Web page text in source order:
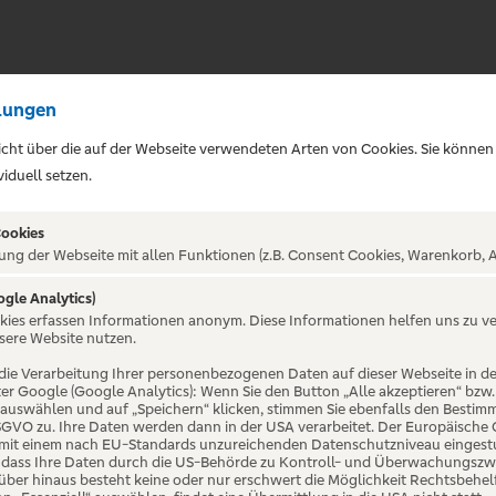
NICHT
über die auf der Webseite verwendeten Arten von Cookies. Sie
setzen.
der Webseite mit allen Funktionen (z.B. Consent Cookies, Warenkorb,
Analytics)
erfassen Informationen anonym. Diese Informationen helfen uns zu
Website nutzen.
Verarbeitung Ihrer personenbezogenen Daten auf dieser Webseite in
Google (Google Analytics): Wenn Sie den Button „Alle akzeptieren“
und auf „Speichern“ klicken, stimmen Sie ebenfalls den
zu. Ihre Daten werden dann in der USA verarbeitet. Der
einem nach EU-Standards unzureichenden Datenschutzniveau
Ihre Daten durch die US-Behörde zu Kontroll- und
hinaus besteht keine oder nur erschwert die Möglichkeit